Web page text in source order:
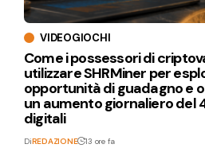
VIDEOGIOCHI
Come i possessori di
utilizzare SHRMiner per
opportunità di guadagno e
un aumento giornaliero del
digitali
DiREDAZIONE 13 ore fa